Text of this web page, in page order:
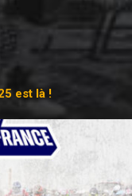
est là !